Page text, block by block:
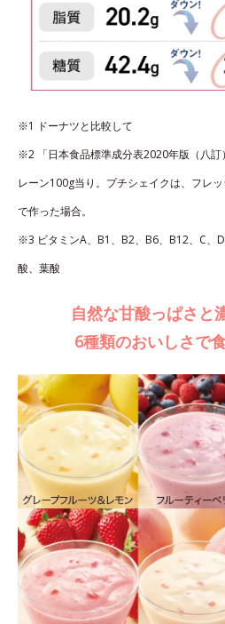
※1 ドーナツと比較して
※2 「日本食品標準成分表2020年版（八
レーン100g当り。プチシェイクは、フレ
で作った場合。
※3 ビタミンA、B1、B2、B6、B12、C、
酸、葉酸
自然な甘酸っぱさと
6種類のおいしさで